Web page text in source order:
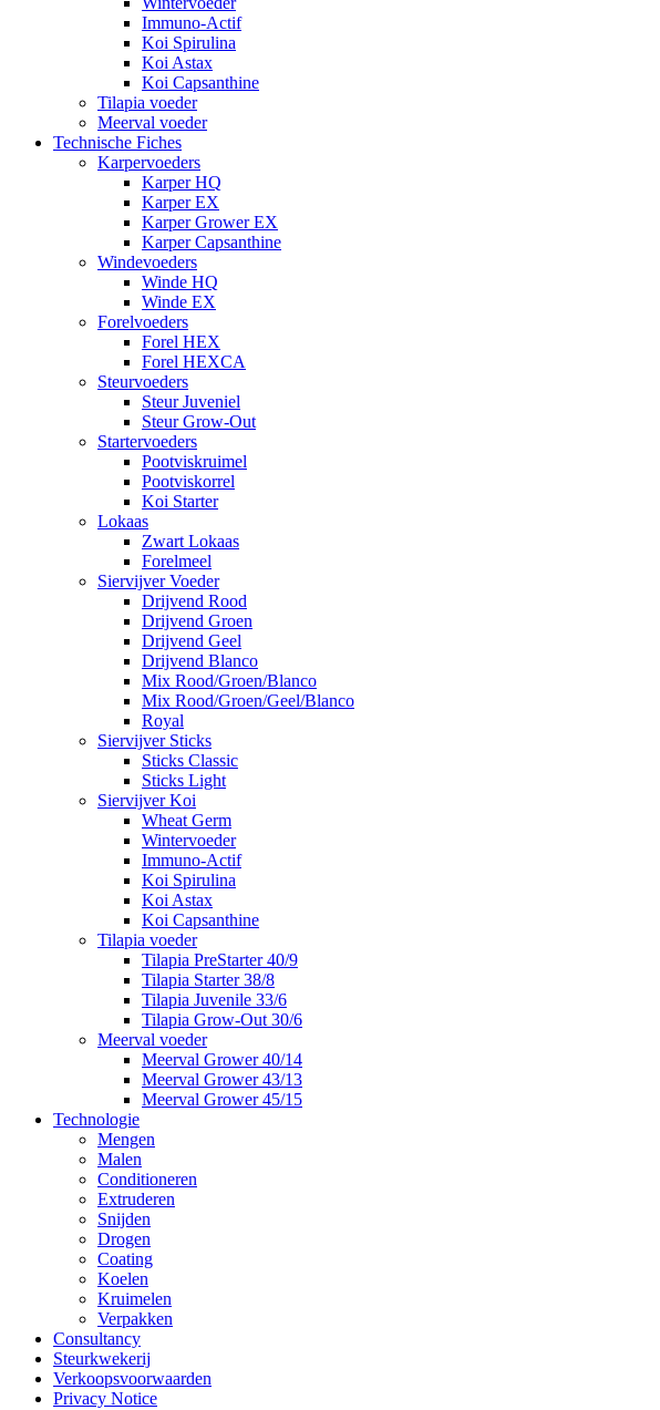
Immuno-Actif
Koi Spirulina
Koi Astax
Koi Capsanthine
Tilapia voeder
Meerval voeder
Technische Fiches
Karpervoeders
Karper HQ
Karper EX
Karper Grower EX
Karper Capsanthine
Windevoeders
Winde HQ
Winde EX
Forelvoeders
Forel HEX
Forel HEXCA
Steurvoeders
Steur Juveniel
Steur Grow-Out
Startervoeders
Pootviskruimel
Pootviskorrel
Koi Starter
Lokaas
Zwart Lokaas
Forelmeel
Siervijver Voeder
Drijvend Rood
Drijvend Groen
Drijvend Geel
Drijvend Blanco
Mix Rood/Groen/Blanco
Mix Rood/Groen/Geel/Blanco
Royal
Siervijver Sticks
Sticks Classic
Sticks Light
Siervijver Koi
Wheat Germ
Wintervoeder
Immuno-Actif
Koi Spirulina
Koi Astax
Koi Capsanthine
Tilapia voeder
Tilapia PreStarter 40/9
Tilapia Starter 38/8
Tilapia Juvenile 33/6
Tilapia Grow-Out 30/6
Meerval voeder
Meerval Grower 40/14
Meerval Grower 43/13
Meerval Grower 45/15
Technologie
Mengen
Malen
Conditioneren
Extruderen
Snijden
Drogen
Coating
Koelen
Kruimelen
Verpakken
Consultancy
Steurkwekerij
Verkoopsvoorwaarden
Privacy Notice